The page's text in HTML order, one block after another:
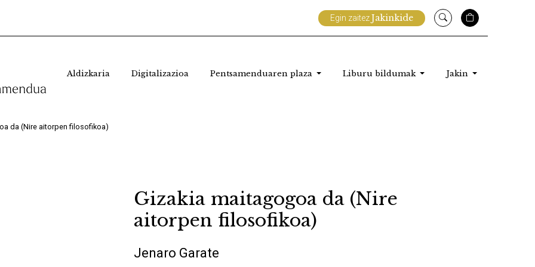
Egin zaitezJakinkide
Aldizkaria Digitalizazioa Pentsamenduaren plaza Liburu bildumak Jakin
da (Nire aitorpen filosofikoa)
Gizakia maitagogoa da (Nire
aitorpen filosofikoa)
Jenaro Garate